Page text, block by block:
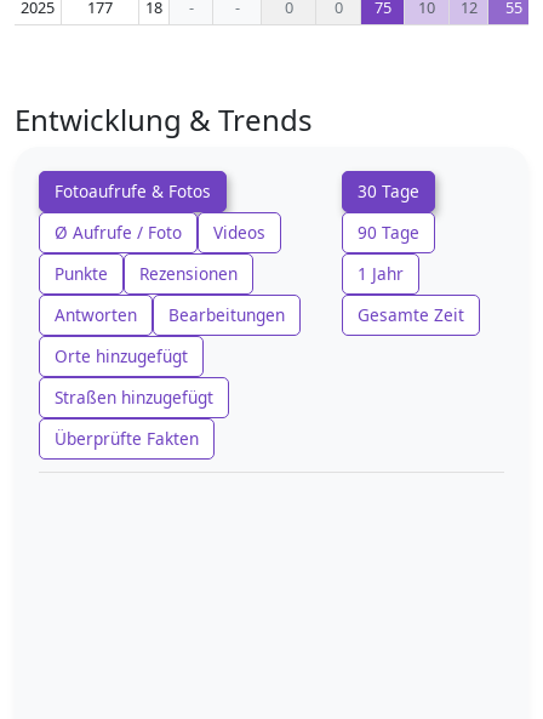
2025 177 18 - - 0 0 75 10 12 55
Entwicklung & Trends
Fotoaufrufe & Fotos
Ø Aufrufe / Foto
Videos
Punkte
Rezensionen
Antworten
Bearbeitungen
Orte hinzugefügt
Straßen hinzugefügt
Überprüfte Fakten
30 Tage
90 Tage
1 Jahr
Gesamte Zeit